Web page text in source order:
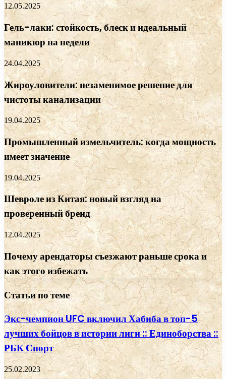
12.05.2025
Гель-лаки: стойкость, блеск и идеальный
маникюр на недели
24.04.2025
Жироуловители: незаменимое решение для
чистоты канализации
19.04.2025
Промышленный измельчитель: когда мощность
имеет значение
19.04.2025
Шевроле из Китая: новый взгляд на
проверенный бренд
12.04.2025
Почему арендаторы съезжают раньше срока и
как этого избежать
Статьи по теме
Экс-чемпион UFC включил Хабиба в топ-5
лучших бойцов в истории лиги :: Единоборства ::
РБК Спорт
25.02.2023